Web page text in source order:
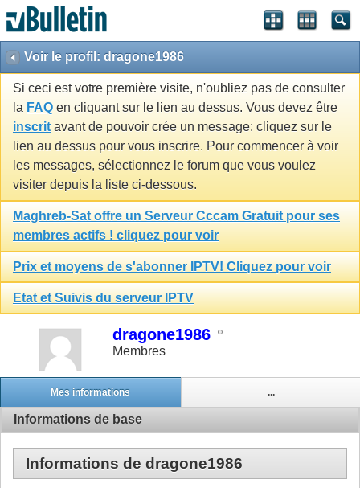
Voir le profil: dragone1986
Si ceci est votre première visite, n'oubliez pas de consulter
la FAQ en cliquant sur le lien au dessus. Vous devez être
inscrit avant de pouvoir crée un message: cliquez sur le
lien au dessus pour vous inscrire. Pour commencer à voir
les messages, sélectionnez le forum que vous voulez
visiter depuis la liste ci-dessous.
Maghreb-Sat offre un Serveur Cccam Gratuit pour ses
membres actifs ! cliquez pour voir
Prix et moyens de s'abonner IPTV! Cliquez pour voir
Etat et Suivis du serveur IPTV
dragone1986
Membres
Mes informations ...
Informations de base
Informations de dragone1986